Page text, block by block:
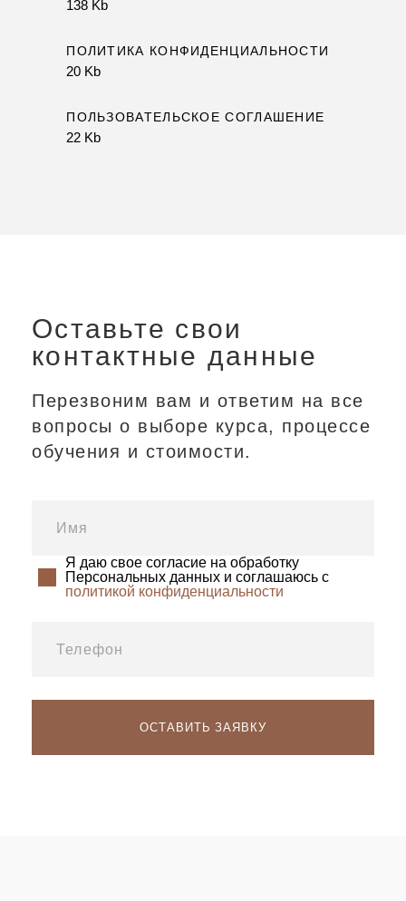
138 Kb
ПОЛИТИКА КОНФИДЕНЦИАЛЬНОСТИ
20 Kb
ПОЛЬЗОВАТЕЛЬСКОЕ СОГЛАШЕНИЕ
22 Kb
Оставьте свои
контактные данные
Перезвоним вам и ответим на все
вопросы о выборе курса, процессе
обучения и стоимости.
Я даю свое согласие на обработку
Персональных данных и соглашаюсь с
политикой конфиденциальности